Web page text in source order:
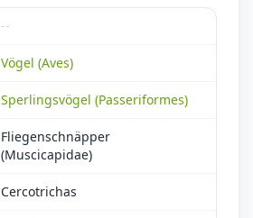
--
Vögel (Aves)
Sperlingsvögel (Passeriformes)
Fliegenschnäpper
(Muscicapidae)
Cercotrichas